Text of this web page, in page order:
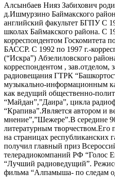
Алсынбаев Нияз Забихович
д.Ишмурзино Баймакского
английский факультет БГПУ С
школах Баймакского района. С
корреспондентом Госкомитета
БАССР. С 1992 по 1997 г.-
(“Искра”) Абзелиловского
корреспондентом , зав.отделом,
радиовещания ГТРК
музыкально-информационным
как ведущий общественно-
“Майдан”,”Даира”, цикла
“Крапива”.Является автором и
мнение”,”Шежере”.В середине
литературным творчеством.Его
на страницах республиканских
получил главный приз
телерадиокомпаний РФ “Голос
“Лучший радиоведущий”.
фильма “Алпамыша- по следам